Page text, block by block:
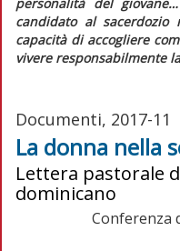
candidato al sacerdozio
capacità di accogliere
vivere responsabilmente
Documenti, 2017-11
La donna nella
Lettera pastorale
dominicano
Conferenza